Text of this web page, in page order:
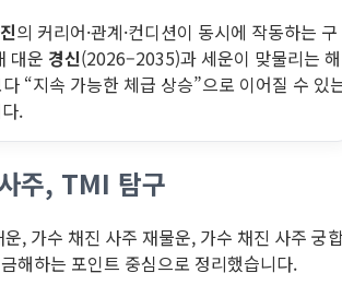
의 커리어·관계·컨디션이 동시에 작동하는 구
대운 경신(2026–2035)과 세운이 맞물리는 해
“지속 가능한 체급 상승”으로 이어질 수 있
.
주, TMI 탐구
, 가수 채진 사주 재물운, 가수 채진 사주 궁
해하는 포인트 중심으로 정리했습니다.